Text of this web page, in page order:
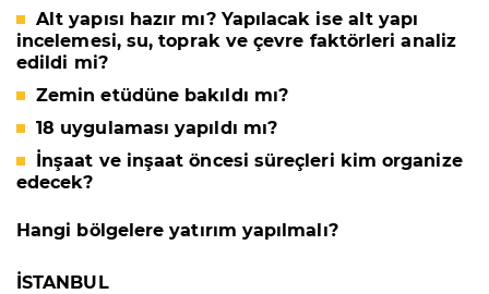
Alt yapısı hazır mı? Yapılacak ise alt yapı
incelemesi, su, toprak ve çevre faktörleri analiz
edildi mi?
Zemin etüdüne bakıldı mı?
18 uygulaması yapıldı mı?
İnşaat ve inşaat öncesi süreçleri kim organize
edecek?
Hangi bölgelere yatırım yapılmalı?
İSTANBUL